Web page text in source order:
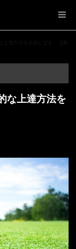
な上達方法を